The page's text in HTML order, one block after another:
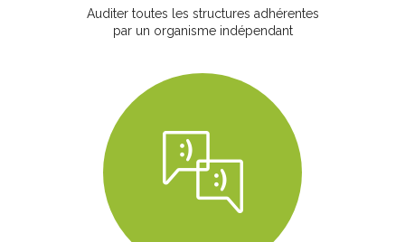
Auditer toutes les structures adhérentes
par un organisme indépendant